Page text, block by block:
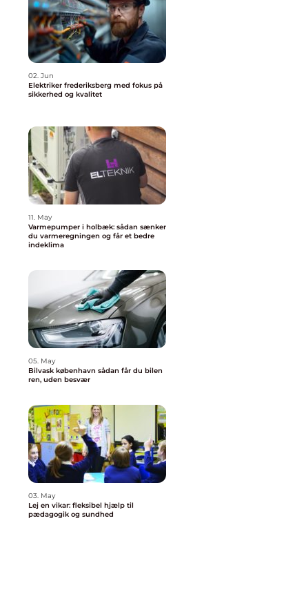
02. Jun
Elektriker frederiksberg med fokus på
sikkerhed og kvalitet
11. May
Varmepumper i holbæk: sådan sænker
du varmeregningen og får et bedre
indeklima
05. May
Bilvask københavn sådan får du bilen
ren, uden besvær
03. May
Lej en vikar: fleksibel hjælp til
pædagogik og sundhed